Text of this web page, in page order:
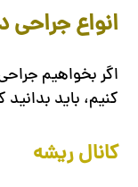
انواع جراحی
اگر بخواهیم
کنیم، باید
کانال ریشه